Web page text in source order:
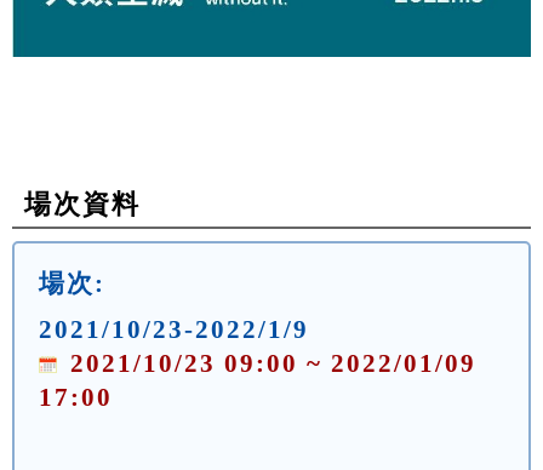
場次資料
場次:
2021/10/23-2022/1/9
2021/10/23 09:00 ~ 2022/01/09
17:00